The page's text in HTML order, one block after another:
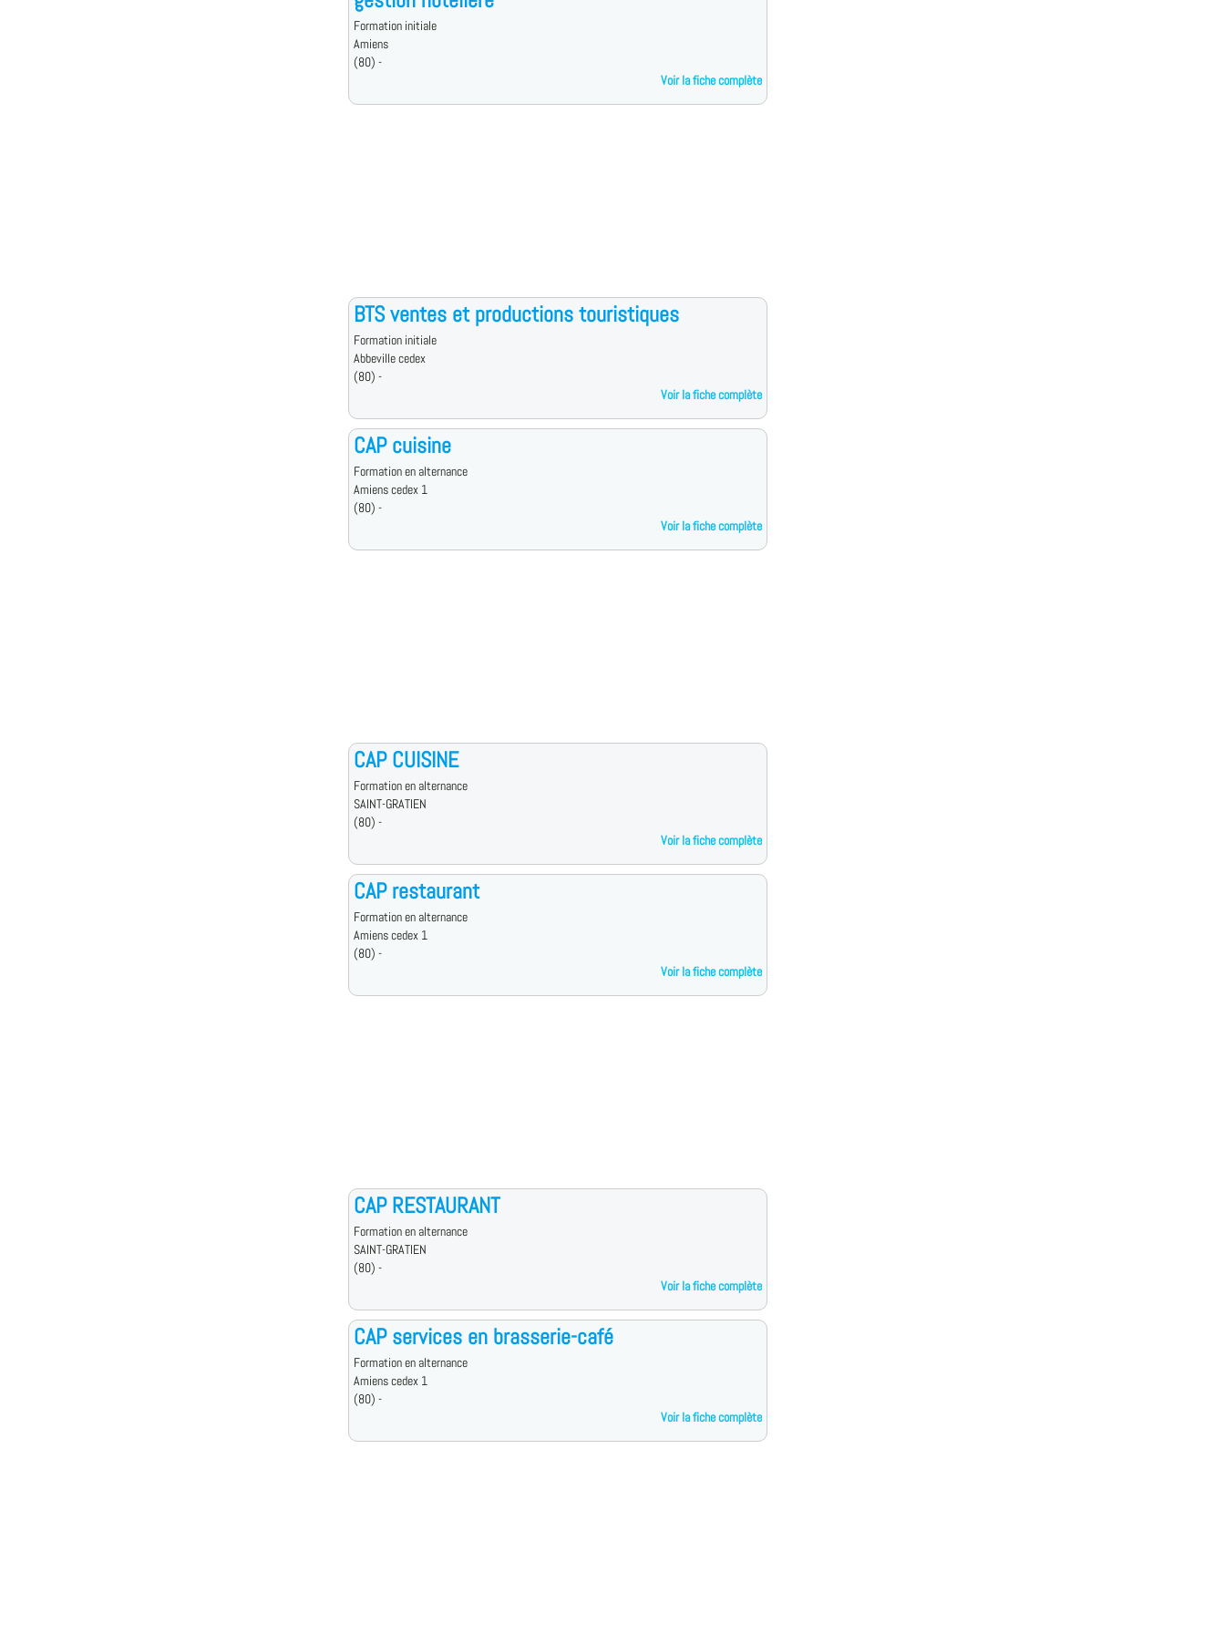
Formation initiale
Amiens
(80) -
Voir la fiche complète
BTS ventes et productions touristiques
Formation initiale
Abbeville cedex
(80) -
Voir la fiche complète
CAP cuisine
Formation en alternance
Amiens cedex 1
(80) -
Voir la fiche complète
CAP CUISINE
Formation en alternance
SAINT-GRATIEN
(80) -
Voir la fiche complète
CAP restaurant
Formation en alternance
Amiens cedex 1
(80) -
Voir la fiche complète
CAP RESTAURANT
Formation en alternance
SAINT-GRATIEN
(80) -
Voir la fiche complète
CAP services en brasserie-café
Formation en alternance
Amiens cedex 1
(80) -
Voir la fiche complète